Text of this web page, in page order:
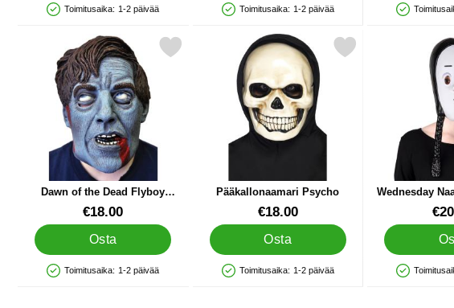
Saatavuus: Varastossa
Toimitusaika: 1-2 päivää
Saatavuus: Varastossa
Toimitusaika: 1-2 päivää
Saatavuus:
Dawn of the Dead Flyboy
Naamio
Tuote.nro 9437€18.00
Osta
Saatavuus: Varastossa
Toimitusaika: 1-2 päivää
Merkitse dawn of the Dead Flyboy Naamio suosikiksi
Pääkallonaamari Psycho
Tuote.nro 1061€18.00
Osta
Saatavuus: Varastossa
Toimitusaika: 1-2 päivää
Merkitse pääkallonaamari Psycho suosikiksi
Wednesday
Tuote.nro 30595
Saatavuus:
Merkitse